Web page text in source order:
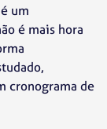
um
é mais hora
cronograma de